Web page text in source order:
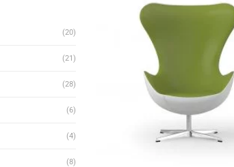
(20)
(21)
(28)
(6)
(4)
(8)